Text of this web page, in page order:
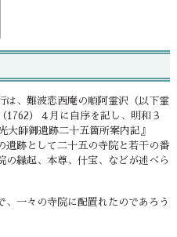
は、難波恋西庵の順阿霊沢（以下霊
1762）４月に自序を記し、明和３
大師御遺跡二十五箇所案内記』
遺跡として二十五の寺院と若干の番
の縁起、本尊、什宝、などが述べら
、一々の寺院に配置れたのであろう